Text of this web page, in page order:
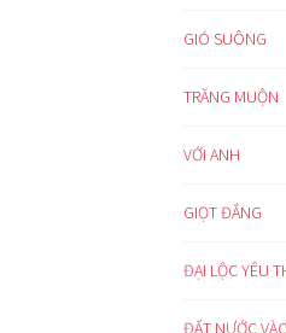
GIÓ SUÔNG
TRĂNG MUỘN
VỚI ANH
GIỌT ĐẮNG
ĐẠI LỘC YÊU
ĐẤT NƯỚC